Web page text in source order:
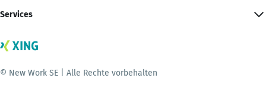
Services
© New Work SE | Alle Rechte vorbehalten